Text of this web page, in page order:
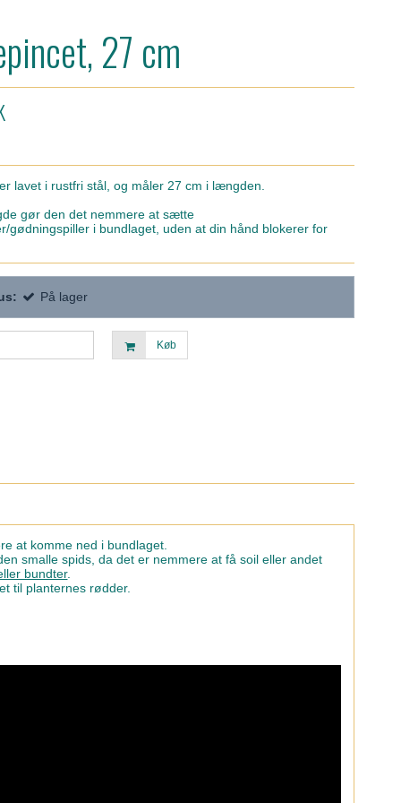
27 cm
lavet i rustfri stål, og måler 27 cm i længden.
gør den det nemmere at sætte
gødningspiller i bundlaget, uden at din hånd blokerer for
På lager
Køb
at komme ned i bundlaget.
smalle spids, da det er nemmere at få soil eller andet
bundter.
til planternes rødder.